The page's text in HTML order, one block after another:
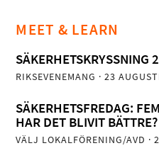
MEET & LEARN
SÄKERHETSKRYSSNING
RIKSEVENEMANG · 23
SÄKERHETSFREDAG:
HAR DET BLIVIT BÄTTRE?
VÄLJ LOKALFÖRENING/AVD ·